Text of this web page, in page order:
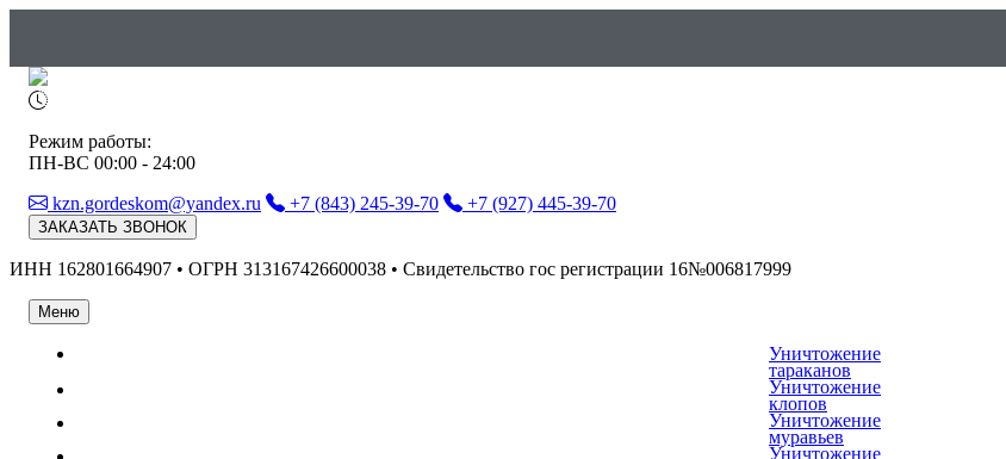
Режим работы:
ПН-ВС 00:00 - 24:00
kzn.gordeskom@yandex.ru
+7 (843) 245-39-70 +7 (927) 445-39-70
ЗАКАЗАТЬ ЗВОНОК
ИНН 162801664907 • ОГРН 313167426600038 • Свидетельство гос регистрации 16№006817999
Меню
Уничтожение
тараканов
Уничтожение
клопов
Уничтожение
муравьев
Уничтожение